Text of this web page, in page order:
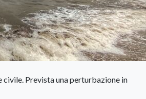
Prevista una perturbazione in